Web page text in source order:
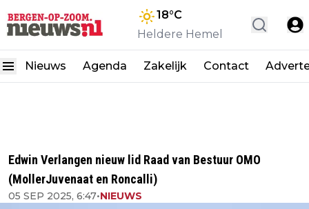
18°C
Heldere Hemel
Nieuws Agenda Zakelijk Contact
Edwin Verlangen nieuw lid Raad van Bestuur OMO
(MollerJuvenaat en Roncalli)
05 SEP 2025, 6:47•NIEUWS